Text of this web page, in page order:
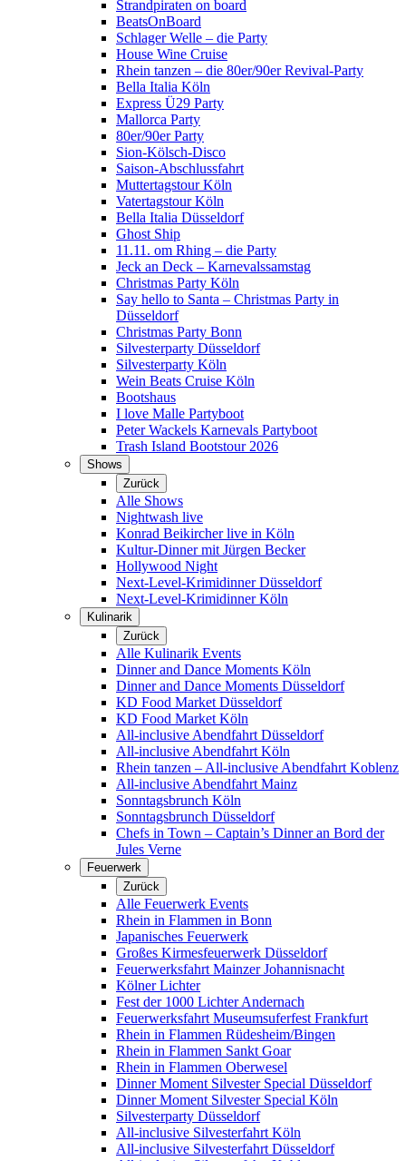
Strandpiraten on board
BeatsOnBoard
Schlager Welle – die Party
House Wine Cruise
Rhein tanzen – die 80er/90er Revival-Party
Bella Italia Köln
Express Ü29 Party
Mallorca Party
80er/90er Party
Sion-Kölsch-Disco
Saison-Abschlussfahrt
Muttertagstour Köln
Vatertagstour Köln
Bella Italia Düsseldorf
Ghost Ship
11.11. om Rhing – die Party
Jeck an Deck – Karnevalssamstag
Christmas Party Köln
Say hello to Santa – Christmas Party in
Düsseldorf
Christmas Party Bonn
Silvesterparty Düsseldorf
Silvesterparty Köln
Wein Beats Cruise Köln
Bootshaus
I love Malle Partyboot
Peter Wackels Karnevals Partyboot
Trash Island Bootstour 2026
Shows
Zurück
Alle Shows
Nightwash live
Konrad Beikircher live in Köln
Kultur-Dinner mit Jürgen Becker
Hollywood Night
Next-Level-Krimidinner Düsseldorf
Next-Level-Krimidinner Köln
Kulinarik
Zurück
Alle Kulinarik Events
Dinner and Dance Moments Köln
Dinner and Dance Moments Düsseldorf
KD Food Market Düsseldorf
KD Food Market Köln
All-inclusive Abendfahrt Düsseldorf
All-inclusive Abendfahrt Köln
Rhein tanzen – All-inclusive Abendfahrt Koblenz
All-inclusive Abendfahrt Mainz
Sonntagsbrunch Köln
Sonntagsbrunch Düsseldorf
Chefs in Town – Captain’s Dinner an Bord der
Jules Verne
Feuerwerk
Zurück
Alle Feuerwerk Events
Rhein in Flammen in Bonn
Japanisches Feuerwerk
Großes Kirmesfeuerwerk Düsseldorf
Feuerwerksfahrt Mainzer Johannisnacht
Kölner Lichter
Fest der 1000 Lichter Andernach
Feuerwerksfahrt Museumsuferfest Frankfurt
Rhein in Flammen Rüdesheim/Bingen
Rhein in Flammen Sankt Goar
Rhein in Flammen Oberwesel
Dinner Moment Silvester Special Düsseldorf
Dinner Moment Silvester Special Köln
Silvesterparty Düsseldorf
All-inclusive Silvesterfahrt Köln
All-inclusive Silvesterfahrt Düsseldorf